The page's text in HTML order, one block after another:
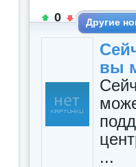
0 Другие
вы
...